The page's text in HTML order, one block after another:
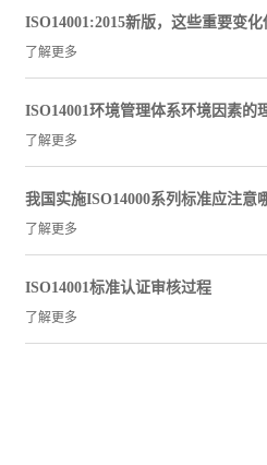
ISO14001:2015新版，这些重要变
了解更多
ISO14001环境管理体系环境因素的
了解更多
我国实施ISO14000系列标准应注意
了解更多
ISO14001标准认证审核过程
了解更多